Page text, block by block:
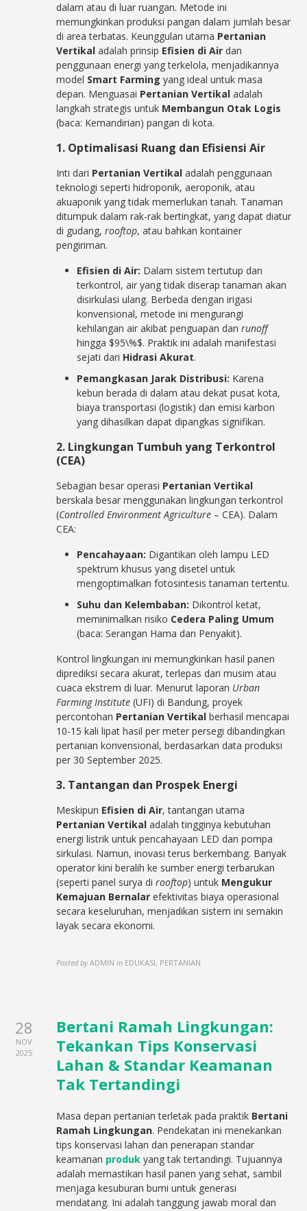
dalam atau di luar ruangan. Metode ini
memungkinkan produksi pangan dalam jumlah besar
di area terbatas. Keunggulan utama Pertanian
Vertikal adalah prinsip Efisien di Air dan
penggunaan energi yang terkelola, menjadikannya
model Smart Farming yang ideal untuk masa
depan. Menguasai Pertanian Vertikal adalah
langkah strategis untuk Membangun Otak Logis
(baca: Kemandirian) pangan di kota.
1. Optimalisasi Ruang dan Efisiensi Air
Inti dari Pertanian Vertikal adalah penggunaan
teknologi seperti hidroponik, aeroponik, atau
akuaponik yang tidak memerlukan tanah. Tanaman
ditumpuk dalam rak-rak bertingkat, yang dapat diatur
di gudang,rooftop, atau bahkan kontainer
pengiriman.
Efisien di Air: Dalam sistem tertutup dan
terkontrol, air yang tidak diserap tanaman akan
disirkulasi ulang. Berbeda dengan irigasi
konvensional, metode ini mengurangi
kehilangan air akibat penguapan danrunoff
hingga $95\%$. Praktik ini adalah manifestasi
sejati dari Hidrasi Akurat.
Pemangkasan Jarak Distribusi: Karena
kebun berada di dalam atau dekat pusat kota,
biaya transportasi (logistik) dan emisi karbon
yang dihasilkan dapat dipangkas signifikan.
2. Lingkungan Tumbuh yang Terkontrol
(CEA)
Sebagian besar operasi Pertanian Vertikal
berskala besar menggunakan lingkungan terkontrol
(Controlled Environment Agriculture – CEA). Dalam
CEA:
Pencahayaan: Digantikan oleh lampu LED
spektrum khusus yang disetel untuk
mengoptimalkan fotosintesis tanaman tertentu.
Suhu dan Kelembaban: Dikontrol ketat,
meminimalkan risiko Cedera Paling Umum
(baca: Serangan Hama dan Penyakit).
Kontrol lingkungan ini memungkinkan hasil panen
diprediksi secara akurat, terlepas dari musim atau
cuaca ekstrem di luar. Menurut laporan Urban
Farming Institute (UFI) di Bandung, proyek
percontohan Pertanian Vertikal berhasil mencapai
10-15 kali lipat hasil per meter persegi dibandingkan
pertanian konvensional, berdasarkan data produksi
per 30 September 2025.
3. Tantangan dan Prospek Energi
Meskipun Efisien di Air, tantangan utama
Pertanian Vertikal adalah tingginya kebutuhan
energi listrik untuk pencahayaan LED dan pompa
sirkulasi. Namun, inovasi terus berkembang. Banyak
operator kini beralih ke sumber energi terbarukan
(seperti panel surya dirooftop) untuk Mengukur
Kemajuan Bernalar efektivitas biaya operasional
secara keseluruhan, menjadikan sistem ini semakin
layak secara ekonomi.
Posted by ADMIN in EDUKASI, PERTANIAN
28
NOV
2025
Bertani Ramah Lingkungan:
Tekankan Tips Konservasi
Lahan & Standar Keamanan
Tak Tertandingi
Masa depan pertanian terletak pada praktik Bertani
Ramah Lingkungan. Pendekatan ini menekankan
tips konservasi lahan dan penerapan standar
keamanan produk yang tak tertandingi. Tujuannya
adalah memastikan hasil panen yang sehat, sambil
menjaga kesuburan bumi untuk generasi
mendatang. Ini adalah tanggung jawab moral dan